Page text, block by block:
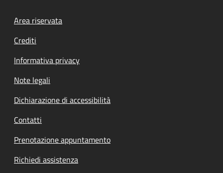
Footer menu
Area riservata
Crediti
Informativa privacy
Note legali
Dichiarazione di accessibilità
Contatti
Prenotazione appuntamento
Richiedi assistenza